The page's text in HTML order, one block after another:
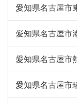
愛知県名古屋市
愛知県名古屋市
愛知県名古屋市
愛知県名古屋市